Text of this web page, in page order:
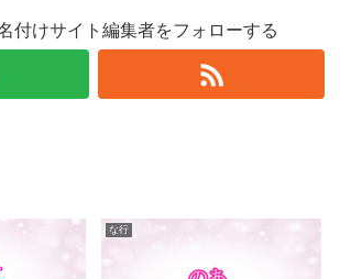
付けサイト編集者をフォローする
な行